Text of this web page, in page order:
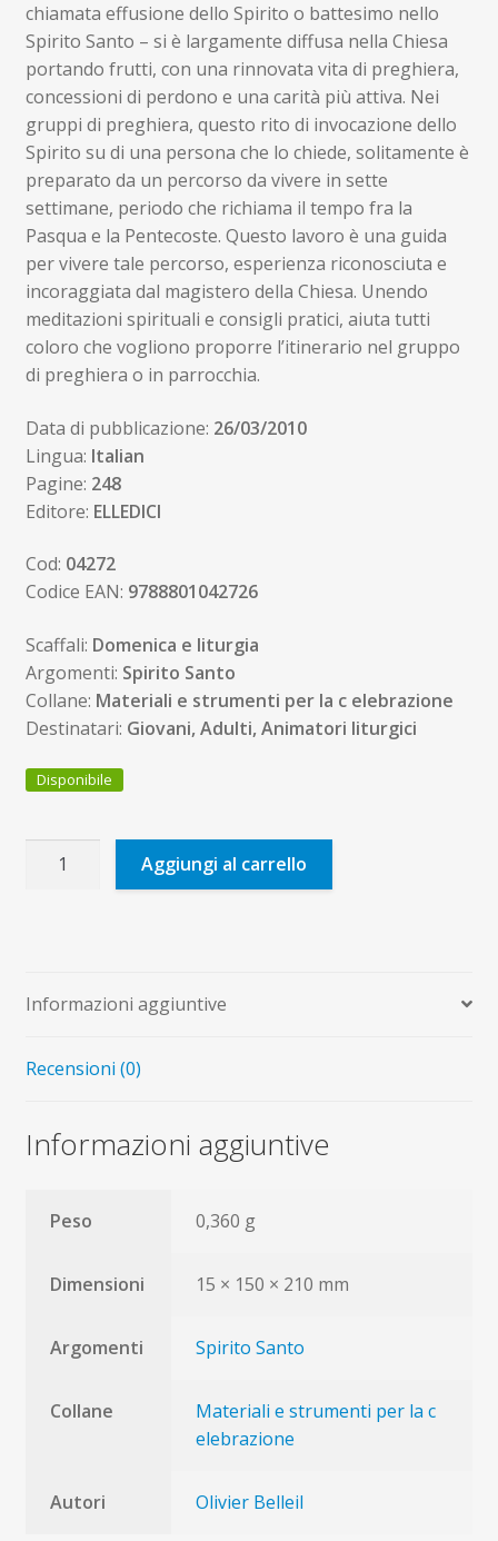
chiamata effusione dello Spirito o battesimo nello
Spirito Santo – si è largamente diffusa nella Chiesa
portando frutti, con una rinnovata vita di preghiera,
concessioni di perdono e una carità più attiva. Nei
gruppi di preghiera, questo rito di invocazione dello
Spirito su di una persona che lo chiede, solitamente è
preparato da un percorso da vivere in sette
settimane, periodo che richiama il tempo fra la
Pasqua e la Pentecoste. Questo lavoro è una guida
per vivere tale percorso, esperienza riconosciuta e
incoraggiata dal magistero della Chiesa. Unendo
meditazioni spirituali e consigli pratici, aiuta tutti
coloro che vogliono proporre l’itinerario nel gruppo
di preghiera o in parrocchia.
Data di pubblicazione: 26/03/2010
Lingua: Italian
Pagine: 248
Editore: ELLEDICI
Cod: 04272
Codice EAN: 9788801042726
Scaffali: Domenica e liturgia
Argomenti: Spirito Santo
Collane: Materiali e strumenti per la c elebrazione
Destinatari: Giovani, Adulti, Animatori liturgici
Disponibile
Vieni
Aggiungi al carrello
Informazioni aggiuntive
Recensioni (0)
Informazioni aggiuntive
Peso 0,360 g
Dimensioni 15 × 150 × 210 mm
Argomenti Spirito Santo
Collane
Materiali e strumenti per la c
elebrazione
Autori Olivier Belleil